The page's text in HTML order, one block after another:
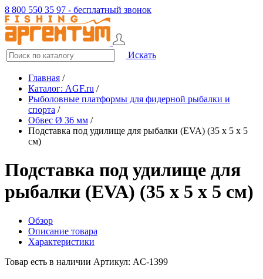
8 800 550 35 97 - бесплатный звонок
Искать
Главная /
Каталог: AGF.ru /
Рыболовные платформы для фидерной рыбалки и
спорта /
Обвес Ø 36 мм /
Подставка под удилище для рыбалки (EVA) (35 x 5 x 5
см)
Подставка под удилище для
рыбалки (EVA) (35 x 5 x 5 см)
Обзор
Описание товара
Характеристики
Товар есть в наличии Артикул: AC-1399